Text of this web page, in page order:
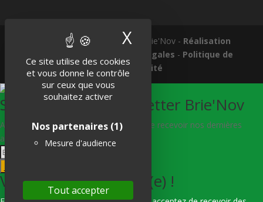
Ce site utilise des cookies
et vous donne le contrôle
sur ceux que vous
souhaitez activer
Nos partenaires (1)
Mesure d'audience
Tout accepter
X Masquer le
Tous droits réservés © 2018 Brie'Nov - Réalisation
Mentions légales - Politique de
confidentialité
S'abonner à la Newsletter Brie'Nov
Abonnez-vous à notre newsletter afin de recevoir nos dernières
actualités.
Vous êtes bien inscrit(e) !